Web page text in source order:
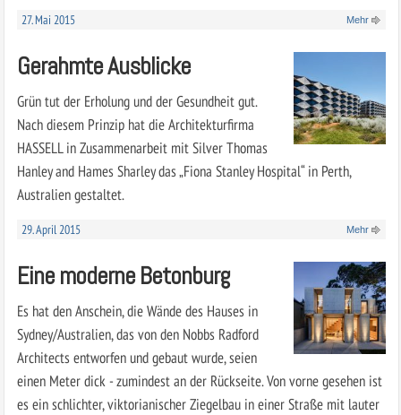
27. Mai 2015 Mehr
Gerahmte Ausblicke
Grün tut der Erholung und der Gesundheit gut.
Nach diesem Prinzip hat die Architekturfirma
HASSELL in Zusammenarbeit mit Silver Thomas
Hanley and Hames Sharley das „Fiona Stanley Hospital“ in Perth,
Australien gestaltet.
29. April 2015 Mehr
Eine moderne Betonburg
Es hat den Anschein, die Wände des Hauses in
Sydney/Australien, das von den Nobbs Radford
Architects entworfen und gebaut wurde, seien
einen Meter dick - zumindest an der Rückseite. Von vorne gesehen ist
es ein schlichter, viktorianischer Ziegelbau in einer Straße mit lauter